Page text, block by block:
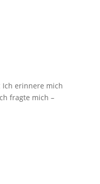
Ich erinnere mich
fragte mich –